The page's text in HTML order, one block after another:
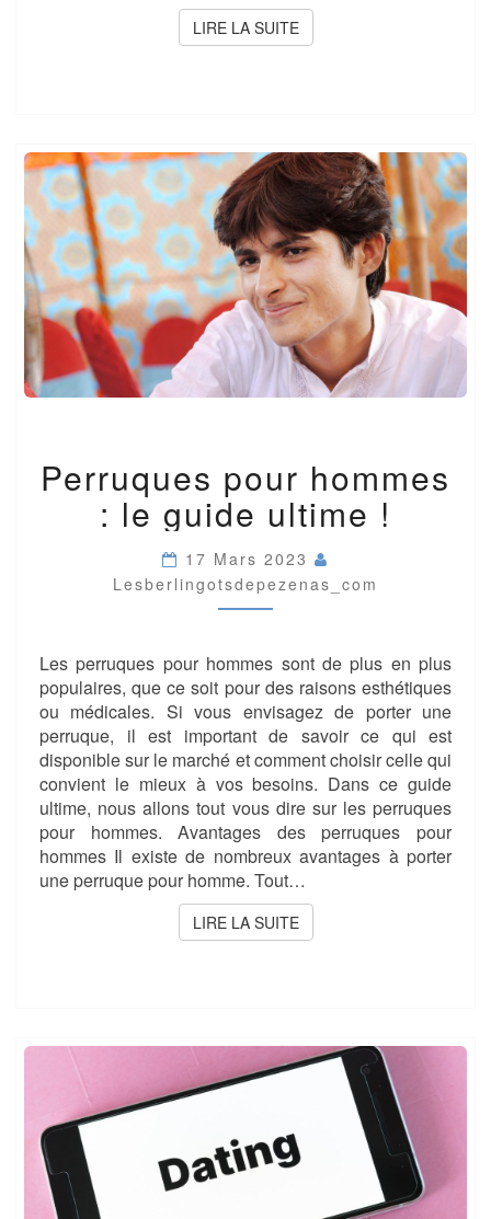
LIRE LA SUITELIRE LA SUITE
POUR
HOMMES
:
LE
GUIDE
ULTIME
Perruques pour hommes
: le guide ultime !
17 Mars 2023
Lesberlingotsdepezenas_com
Les perruques pour hommes sont de plus en plus
populaires, que ce soit pour des raisons esthétiques
ou médicales. Si vous envisagez de porter une
perruque, il est important de savoir ce qui est
disponible sur le marché et comment choisir celle qui
convient le mieux à vos besoins. Dans ce guide
ultime, nous allons tout vous dire sur les perruques
pour hommes. Avantages des perruques pour
hommes Il existe de nombreux avantages à porter
une perruque pour homme. Tout…
LIRE LA SUITELIRE LA SUITE